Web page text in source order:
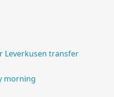
Leverkusen transfer
morning